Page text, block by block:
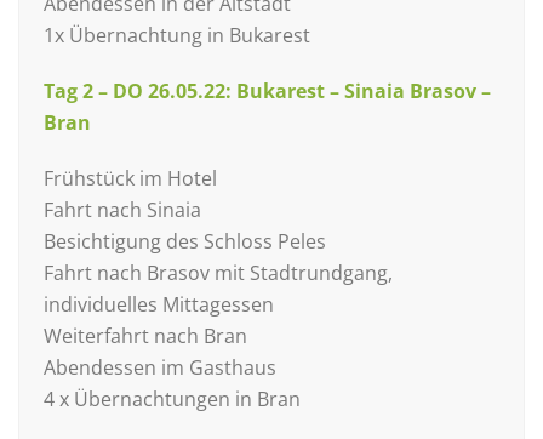
1x Übernachtung in Bukarest
Tag 2 – DO 26.05.22: Bukarest – Sinaia Brasov –
Bran
Frühstück im Hotel
Fahrt nach Sinaia
Besichtigung des Schloss Peles
Fahrt nach Brasov mit Stadtrundgang,
individuelles Mittagessen
Weiterfahrt nach Bran
Abendessen im Gasthaus
4 x Übernachtungen in Bran